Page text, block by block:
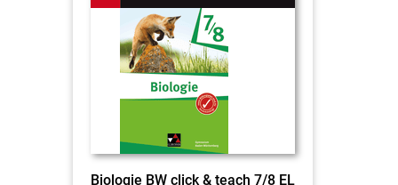
Biologie BW click & teach 7/8 EL